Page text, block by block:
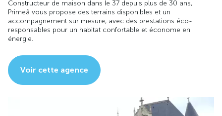
Constructeur de maison dans le 37 depuis plus de 30 ans,
Primeâ vous propose des terrains disponibles et un
accompagnement sur mesure, avec des prestations éco-
responsables pour un habitat confortable et économe en
énergie.
Voir cette agence